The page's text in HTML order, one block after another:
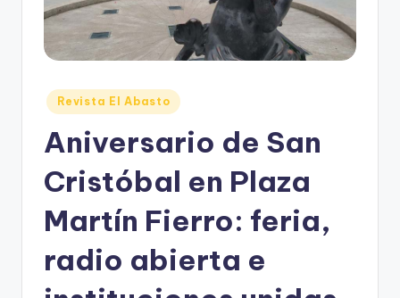
Posted
in
Revista El Abasto
Aniversario de San
Cristóbal en Plaza
Martín Fierro: feria,
radio abierta e